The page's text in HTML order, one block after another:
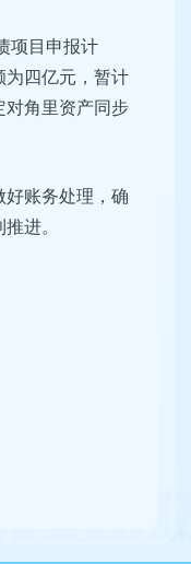
项目申报计
为四亿元，暂计
对角里资产同步
好账务处理，确
进。